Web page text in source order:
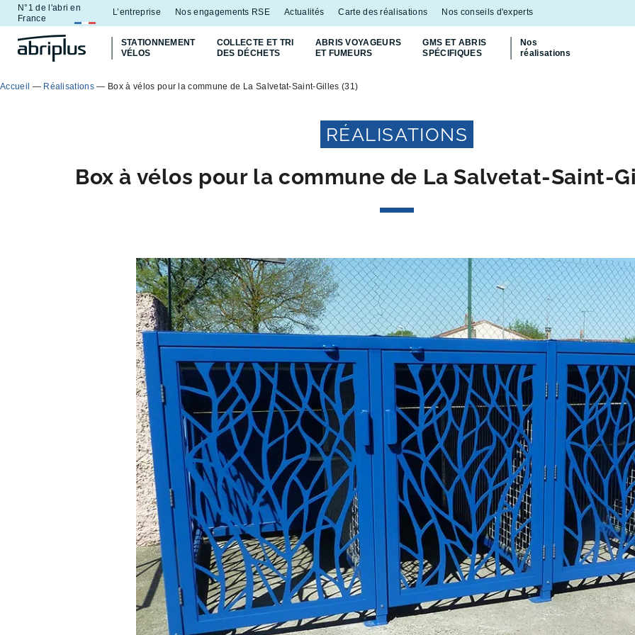
Aller
au
menu
Aller au
contenu
STATIONNEMENT
VÉLOS
COLLECTE ET TRI
DES DÉCHETS
ABRIS VOYAGEURS
ET FUMEURS
GMS ET ABRIS
SPÉCIFIQUES
Nos
réalisations
N°1 de l'abri en
France
L’entreprise Nos engagements RSE Actualités Carte des réalisations Nos conseils d'experts
Accueil — Réalisations — Box à vélos pour la commune de La Salvetat-Saint-Gilles (31)
RÉALISATIONS
Box à vélos pour la commune de La Salvetat-Saint-